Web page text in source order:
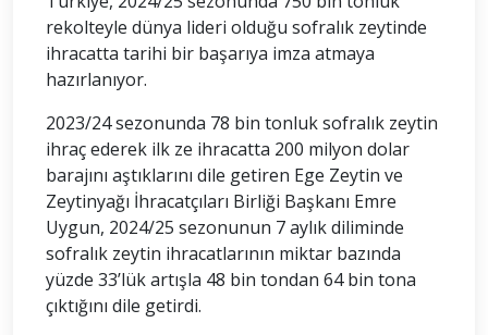
rekolteyle dünya lideri olduğu sofralık zeytinde
ihracatta tarihi bir başarıya imza atmaya
hazırlanıyor.
2023/24 sezonunda 78 bin tonluk sofralık zeytin
ihraç ederek ilk ze ihracatta 200 milyon dolar
barajını aştıklarını dile getiren Ege Zeytin ve
Zeytinyağı İhracatçıları Birliği Başkanı Emre
Uygun, 2024/25 sezonunun 7 aylık diliminde
sofralık zeytin ihracatlarının miktar bazında
yüzde 33’lük artışla 48 bin tondan 64 bin tona
çıktığını dile getirdi.